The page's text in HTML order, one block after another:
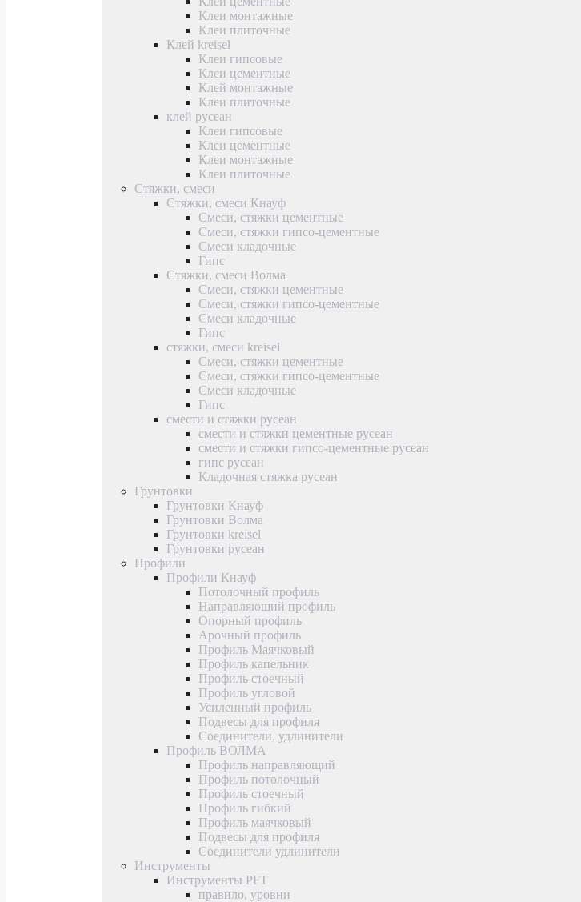
Клеи монтажные
Клеи плиточные
Клей kreisel
Клеи гипсовые
Клеи цементные
Клей монтажные
Клеи плиточные
клей русеан
Клеи гипсовые
Клеи цементные
Клеи монтажные
Клеи плиточные
Стяжки, смеси
Стяжки, смеси Кнауф
Смеси, стяжки цементные
Смеси, стяжки гипсо-цементные
Смеси кладочные
Гипс
Стяжки, смеси Волма
Смеси, стяжки цементные
Смеси, стяжки гипсо-цементные
Смеси кладочные
Гипс
стяжки, смеси kreisel
Смеси, стяжки цементные
Смеси, стяжки гипсо-цементные
Смеси кладочные
Гипс
смести и стяжки русеан
смести и стяжки цементные русеан
смести и стяжки гипсо-цементные русеан
гипс русеан
Кладочная стяжка русеан
Грунтовки
Грунтовки Кнауф
Грунтовки Волма
Грунтовки kreisel
Грунтовки русеан
Профили
Профили Кнауф
Потолочный профиль
Направляющий профиль
Опорный профиль
Арочный профиль
Профиль Маячковый
Профиль капельник
Профиль стоечный
Профиль угловой
Усиленный профиль
Подвесы для профиля
Соединители, удлинители
Профиль ВОЛМА
Профиль направляющий
Профиль потолочный
Профиль стоечный
Профиль гибкий
Профиль маячковый
Подвесы для профиля
Соединители удлинители
Инструменты
Инструменты PFT
правило, уровни